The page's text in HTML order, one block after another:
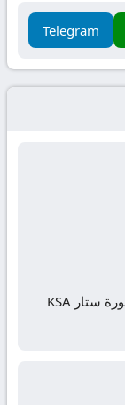
Telegram
قناة السعودية الرياضية 2 بث مباشر حصري كورة ستار KSA